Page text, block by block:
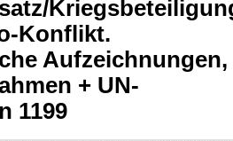
Konflikt.
Aufzeichnungen,
+ UN-
1199